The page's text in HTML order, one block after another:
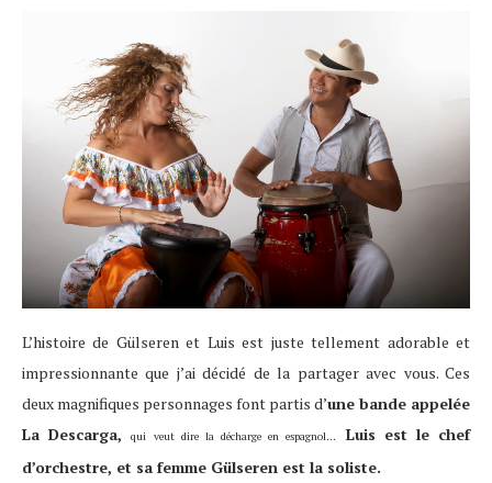
L’histoire de Gülseren et Luis est juste tellement adorable et
impressionnante que j’ai décidé de la partager avec vous. Ces
deux magnifiques personnages font partis d’une bande appelée
La Descarga,qui veut dire la décharge en espagnol…
Luis est le chef
d’orchestre, et sa femme Gülseren est la soliste.